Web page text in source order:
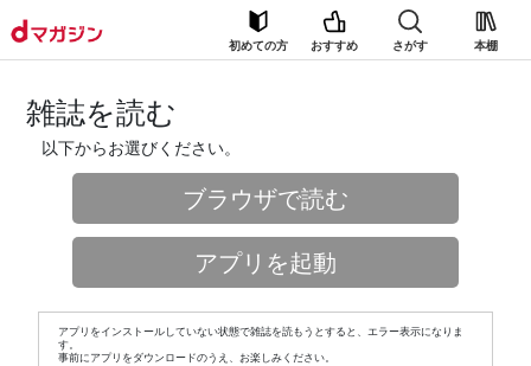
初めての方 おすすめ さがす 本棚
雑誌を読む
以下からお選びください。
ブラウザで読む
アプリを起動
アプリをインストールしていない状態で雑誌を読もうとすると、エラー表示になりま
す。
事前にアプリをダウンロードのうえ、お楽しみください。